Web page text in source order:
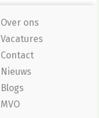
Over ons
Vacatures
Contact
Nieuws
Blogs
MVO